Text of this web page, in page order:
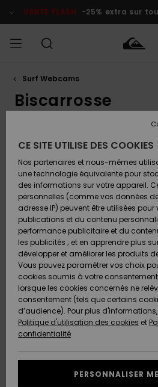
contenuVENTE FLASH -25% extra sur
HOMME
Accessoires
Chaussures
& Tongs
Surf
Snow
Nouveautés
Découvrir
Accessoires
Chaussures
& Tongs
Surf
Snow
Nouveautés
Découvrir
FEMME
Nouveautés
A
Découvrir
Snow
SURF
Homme
Enfant
Highlights
SNOW
Shop
Homme
Snow
Shop
Enfant
Snow
Shop
Femme
A
Découvrir
VENTE
FLASH
Homme
Enfant
Outlet
Femme
Préférences
Langue Et
Région
Nederlands
AIDE &
CONTACT
commande
Retours
Paiement
Carte
Cadeau
Quiksilver
Freedom
Protection
des données
Surf Webcams
Biscarrosse
Webcam Biscarrosse
Located on the Landes coast in
Biscarrosse Plage is a
break, known as one of the
the region. The shifting
peaks along the shoreline,
tide. With solid swell, the break
producing hollow and fast
intermediate and advanced
the waves tend to open up
accessible. As with many
strong currents and sandbars
always worth checking
out. The Biscarrosse Plage
assess wave height, swell
activity in real time.
CE SITE UTILISE DES COOKIES
Nos partenaires et nous-mêmes
une technologie équivalente pour
des informations sur votre appareil.
personnelles (comme vos données
adresse IP) peuvent être utilisées
publications et du contenu
performance publicitaire et du
les publicités ; et en apprendre plus
développer et améliorer les produits
Vous pouvez paramétrer vos choix
cookies soumis à votre
lorsque les cookies concernés ne
consentement (tels que certains
d’audience). Pour plus
Politique d'utilisation des cookies et
confidentialité
PERSONNALISER